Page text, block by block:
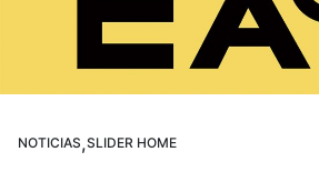
NOTICIAS,SLIDER HOME